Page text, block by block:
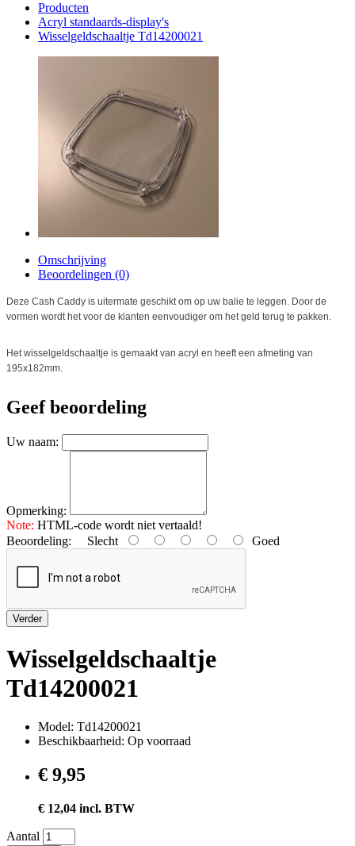
Producten
Acryl standaards-display's
Wisselgeldschaaltje Td14200021
Omschrijving
Beoordelingen (0)
Deze Cash Caddy is uitermate geschikt om op uw balie te leggen. Door de
vormen wordt het voor de klanten eenvoudiger om het geld terug te pakken.
Het wisselgeldschaaltje is gemaakt van acryl en heeft een afmeting van
195x182mm.
Geef beoordeling
Uw naam:
Opmerking:
Note: HTML-code wordt niet vertaald!
Beoordeling: Slecht Goed
Verder
Wisselgeldschaaltje
Td14200021
Model: Td14200021
Beschikbaarheid: Op voorraad
€ 9,95
€ 12,04 incl. BTW
Aantal